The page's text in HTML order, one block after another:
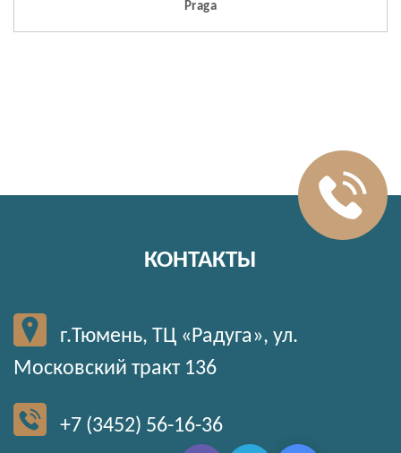
Praga
КОНТАКТЫ
г.Тюмень, ТЦ «Радуга», ул.
Московский тракт 136
+7 (3452) 56-16-36